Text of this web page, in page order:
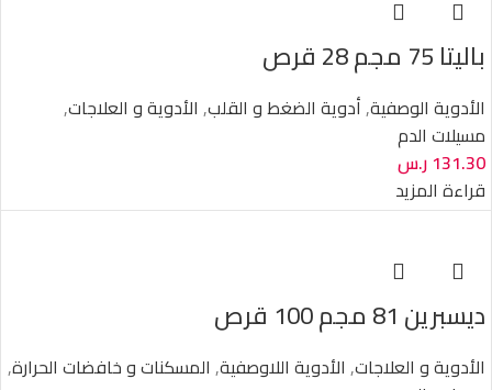
باليتا 75 مجم 28 قرص
الأدوية الوصفية,أدوية الضغط و القلب, الأدوية و العلاجات,
مسيلات الدم
131.30 ر.س
قراءة المزيد
ديسبرين 81 مجم 100 قرص
الأدوية و العلاجات, الأدوية اللاوصفية, المسكنات و خافضات الحرارة,